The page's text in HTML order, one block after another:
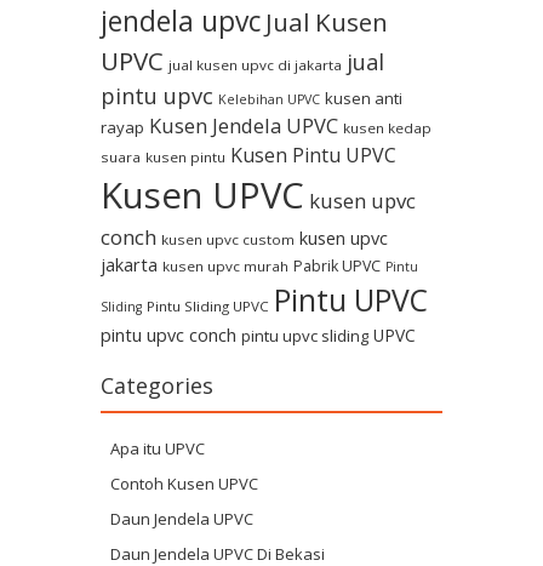
jendela upvc Jual Kusen
UPVC jual kusen upvc di jakarta jual
pintu upvc Kelebihan UPVC kusen anti
rayap Kusen Jendela UPVC kusen kedap
suara kusen pintu Kusen Pintu UPVC
Kusen UPVC kusen upvc
conch kusen upvc custom kusen upvc
jakarta kusen upvc murah Pabrik UPVC Pintu
Sliding Pintu Sliding UPVC Pintu UPVC
pintu upvc conch pintu upvc sliding UPVC
Categories
Apa itu UPVC
Contoh Kusen UPVC
Daun Jendela UPVC
Daun Jendela UPVC Di Bekasi